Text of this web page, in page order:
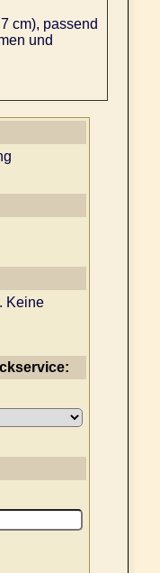
cm), passend
und
Keine